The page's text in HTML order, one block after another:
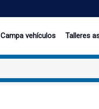
Campa vehículos Talleres